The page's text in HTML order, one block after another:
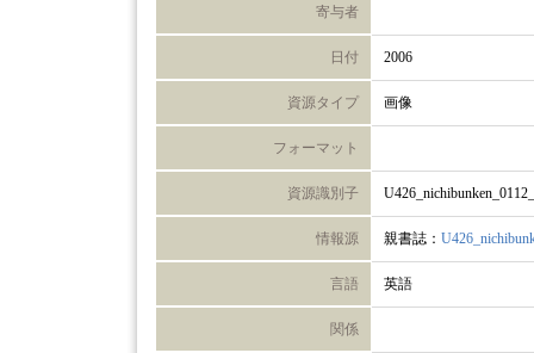
寄与者
日付 2006
資源タイプ 画像
フォーマット
資源識別子
情報源 親書誌：
言語 英語
関係